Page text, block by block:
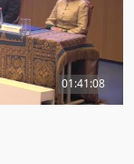
01:41:08